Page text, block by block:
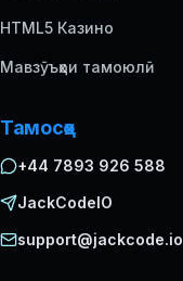
HTML5 Казино
Мавзӯъҳои тамоюлӣ
Тамосҳо
+44 7893 926 588
JackCodeIO
support@jackcode.io